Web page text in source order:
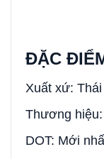
ĐẶC
Xuất xứ: Thái
Thương
DOT: Mới